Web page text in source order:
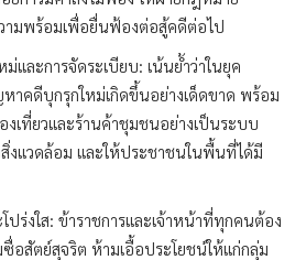
ามพร้อมเพื่อยื่นฟ้องต่อสู้คดีต่อไป
และการจัดระเบียบ: เน้นย้ำว่าในยุค
คดีบุกรุกใหม่เกิดขึ้นอย่างเด็ดขาด พร้อม
งเที่ยวและร้านค้าชุมชนอย่างเป็นระบบ
งแวดล้อม และให้ประชาชนในพื้นที่ได้มี
ปร่งใส: ข้าราชการและเจ้าหน้าที่ทุกคนต้อง
สัตย์สุจริต ห้ามเอื้อประโยชน์ให้แก่กลุ่ม